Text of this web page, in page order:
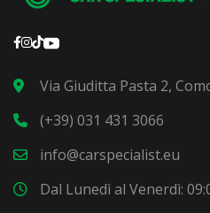
Via Giuditta Pasta 2,
(+39) 031 431 3066
info@carspecialist.eu
Dal Lunedì al Venerdì: